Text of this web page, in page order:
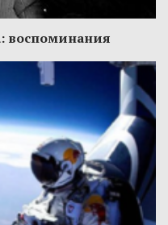
воспоминания